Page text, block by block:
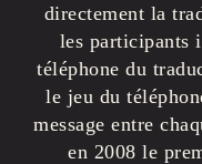
directement la
les participants
téléphone du
le jeu du
message entre
en 2008 le